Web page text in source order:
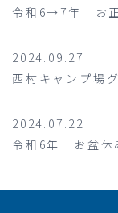
令和6→7年 お正
2024.09.27
西村キャンプ場
2024.07.22
令和6年 お盆休